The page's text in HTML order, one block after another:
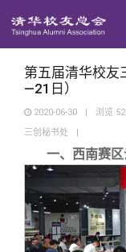
第五届清华校友
—21日）
2020-06-30 | 浏览
三创秘书处
|
一、西南赛